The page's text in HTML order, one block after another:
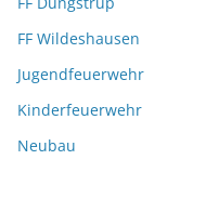
FF Wildeshausen
Jugendfeuerwehr
Kinderfeuerwehr
Neubau